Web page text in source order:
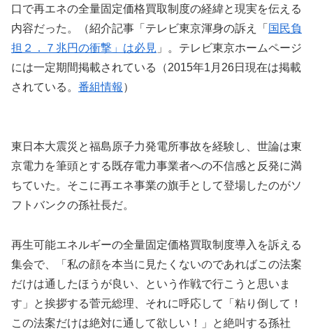
口で再エネの全量固定価格買取制度の経緯と現実を伝える
内容だった。（紹介記事「テレビ東京渾身の訴え「 国民負
担２．７兆円の衝撃」は必見 」。テレビ東京ホームページ
には一定期間掲載されている（2015年1月26日現在は掲載
されている。 番組情報 ）
東日本大震災と福島原子力発電所事故を経験し、世論は東
京電力を筆頭とする既存電力事業者への不信感と反発に満
ちていた。そこに再エネ事業の旗手として登場したのがソ
フトバンクの孫社長だ。
再生可能エネルギーの全量固定価格買取制度導入を訴える
集会で、「私の顔を本当に見たくないのであればこの法案
だけは通したほうが良い、という作戦で行こうと思いま
す」と挨拶する菅元総理、それに呼応して「粘り倒して！
この法案だけは絶対に通して欲しい！」と絶叫する孫社